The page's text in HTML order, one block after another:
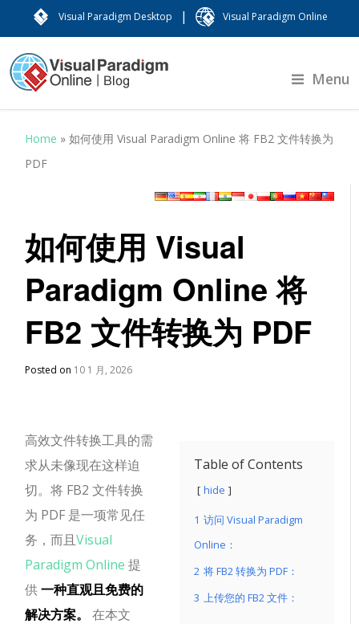
Visual Paradigm Desktop | Visual Paradigm Online
Menu
Home »如何使用 Visual Paradigm Online 将 FB2 文件转换为
PDF
如何使用 Visual
Paradigm Online 将
FB2 文件转换为 PDF
Posted on 10 1 月, 2026
Table of Contents
hide
1 访问 Visual Paradigm
Online：
2 将 FB2 转换为 PDF：
3 上传您的 FB2 文件：
高效文件转换工具的需
求从未像现在这样迫
切。将 FB2 文件转换
为 PDF 是一项常见任
务，而且Visual
Paradigm Online 提
供一种直观且免费的
解决方案。
在本文